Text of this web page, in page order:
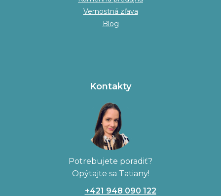
Vernostná zľava
Blog
Kontakty
Potrebujete poradiť?
Opýtajte sa Tatiany!
+421 948 090 122